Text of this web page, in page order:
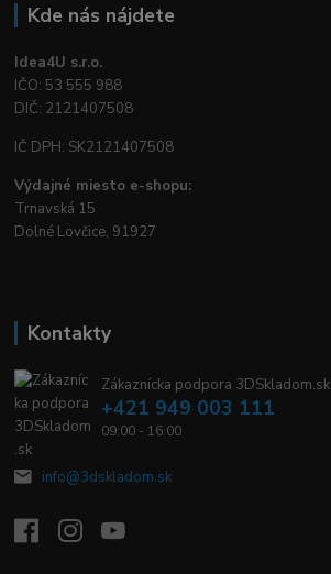
Kde nás nájdete
Idea4U s.r.o.
IČO: 53 555 988
DIČ: 2121407508
IČ DPH: SK2121407508
Výdajné miesto e-shopu:
Trnavská 15
Dolné Lovčice, 91927
Kontakty
Zákaznícka podpora 3DSkladom.sk
+421 949 003 111
09:00 - 16:00
info@3dskladom.sk